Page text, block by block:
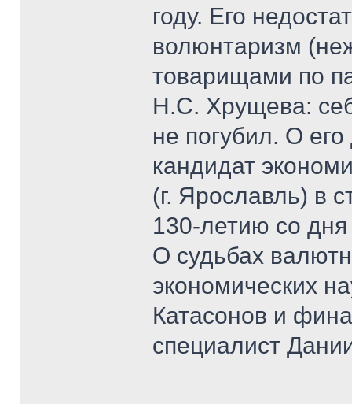
году. Его
волюнтаризм
товарищами по
Н.С. Хрущева:
не погубил. О
кандидат
(г. Ярославль) в
130-летию со
О судьбах
экономических
Катасонов и
специалист